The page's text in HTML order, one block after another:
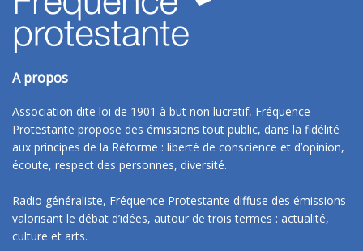
A propos
Association dite loi de 1901 à but non lucratif, Fréquence
Protestante propose des émissions tout public, dans la fidélité
aux principes de la Réforme : liberté de conscience et d’opinion,
écoute, respect des personnes, diversité.
Radio généraliste, Fréquence Protestante diffuse des émissions
valorisant le débat d’idées, autour de trois termes : actualité,
culture et arts.